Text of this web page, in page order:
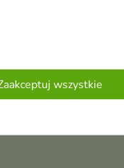
wszystkie